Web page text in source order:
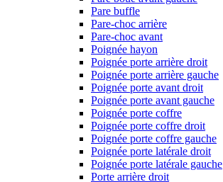
Pare buffle
Pare-choc arrière
Pare-choc avant
Poignée hayon
Poignée porte arrière droit
Poignée porte arrière gauche
Poignée porte avant droit
Poignée porte avant gauche
Poignée porte coffre
Poignée porte coffre droit
Poignée porte coffre gauche
Poignée porte latérale droit
Poignée porte latérale gauche
Porte arrière droit